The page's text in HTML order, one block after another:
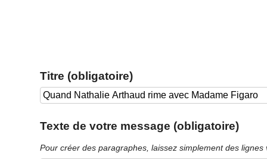
Titre (obligatoire)
Texte de votre message (obligatoire)
Pour créer des paragraphes, laissez simplement des lignes